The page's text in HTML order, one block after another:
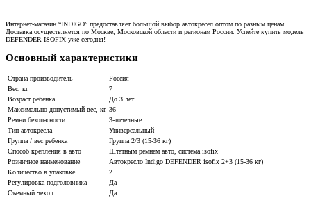
Интернет-магазин “INDIGO” предоставляет большой выбор автокресел оптом по разным ценам.
Доставка осуществляется по Москве, Московской области и регионам России. Успейте купить модель
DEFENDER ISOFIX уже сегодня!
Основный характеристики
Страна производитель
Россия
Вес, кг
7
Возраст ребенка
До 3 лет
Максимально допустимый вес, кг 36
Ремни безопасности
3-точечные
Тип автокресла
Универсальный
Группа / вес ребенка
Группа 2/3 (15-36 кг)
Способ крепления в авто
Штатным ремнем авто, система isofix
Розничное наименование
Автокресло Indigo DEFENDER isofix 2+3 (15-36 кг)
Количество в упаковке
2
Регулировка подголовника
Да
Съемный чехол
Да